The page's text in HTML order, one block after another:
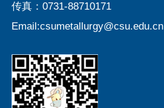
传真：0731-88710171
Email:csumetallurgy@csu.edu.cn